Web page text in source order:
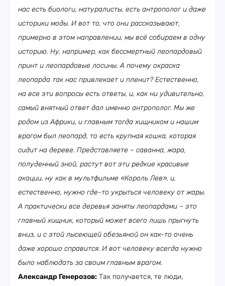
нас есть биологи, натуралисты, есть антрополог и даже
историки моды. И вот то, что они рассказывают,
примерно в этом направлении, мы всё собираем в одну
историю. Ну, например, как бессмертный леопардовый
принт и леопардовые лосины. А почему окраска
леопарда так нас привлекает и пленит? Естественно,
на все эти вопросы есть ответы, и, как ни удивительно,
самый внятный ответ дал именно антрополог. Мы же
родом из Африки, и главным тогда хищником и нашим
врагом был леопард, то есть крупная кошка, которая
сидит на дереве. Представляете – саванна, жара,
полуденный зной, растут вот эти редкие красивые
акации, ну как в мультфильме «Король Лев», и,
естественно, нужно где-то укрыться человеку от жары.
А практически все деревья заняты леопардами – это
главный хищник, который может всего лишь прыгнуть
вниз, и с этой лысеющей обезьяной он как-то очень
даже хорошо справится. И вот человеку всегда нужно
было наблюдать за своим главным врагом.
Александр Генерозов: Так получается, те люди,